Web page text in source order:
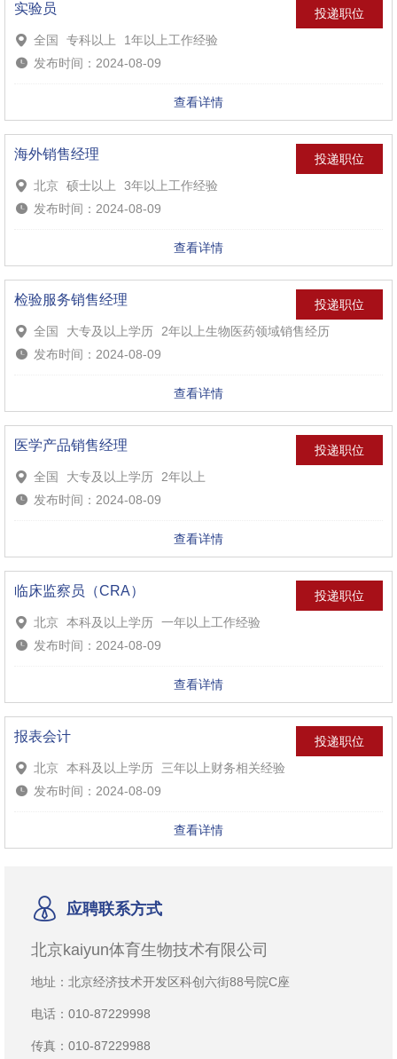
投递职位
实验员
全国 专科以上
1年以上工作经验
发布时间：2024-08-09
查看详情
投递职位
海外销售经理
北京 硕士以上
3年以上工作经验
发布时间：2024-08-09
查看详情
投递职位
检验服务销售经理
全国 大专及以上学历
2年以上生物医药领域销售经历
发布时间：2024-08-09
查看详情
投递职位
医学产品销售经理
全国 大专及以上学历
2年以上
发布时间：2024-08-09
查看详情
投递职位
临床监察员（CRA）
北京 本科及以上学历 一年以上工作经验
发布时间：2024-08-09
查看详情
投递职位
报表会计
北京 本科及以上学历
三年以上财务相关经验
发布时间：2024-08-09
查看详情
应聘联系方式
北京kaiyun体育生物技术有限公司
地址：北京经济技术开发区科创六街88号院C座
电话：010-87229998
传真：010-87229988